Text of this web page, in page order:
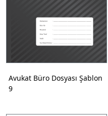
Avukat Büro Dosyası Şablon
9